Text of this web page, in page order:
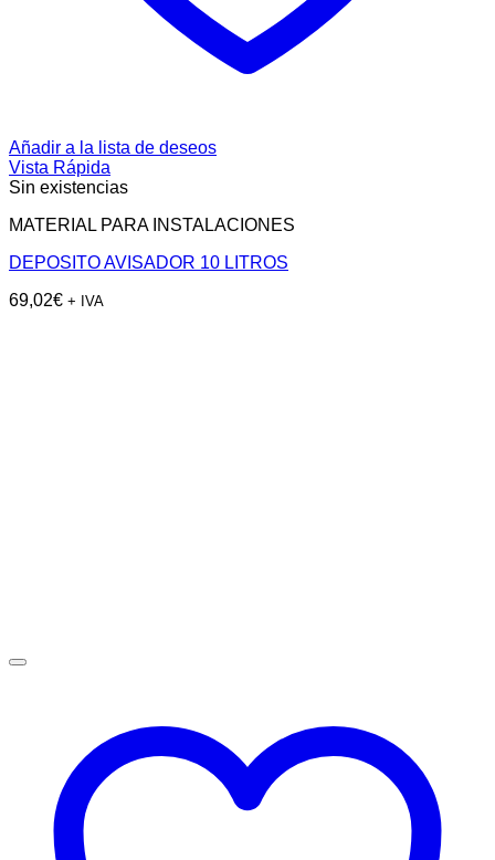
Añadir a la lista de deseos
Vista Rápida
Sin existencias
MATERIAL PARA INSTALACIONES
DEPOSITO AVISADOR 10 LITROS
69,02€ + IVA